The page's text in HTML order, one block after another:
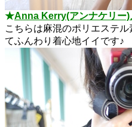
★Anna Kerry(アンナケリー)
こちらは麻混のポリエステ
てふんわり着心地イイです♪